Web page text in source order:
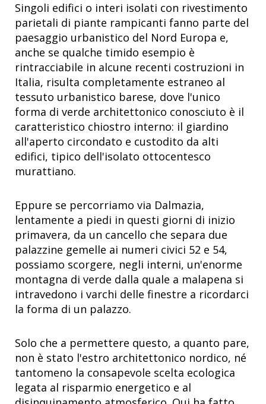
Singoli edifici o interi isolati con rivestimento
parietali di piante rampicanti fanno parte del
paesaggio urbanistico del Nord Europa e,
anche se qualche timido esempio è
rintracciabile in alcune recenti costruzioni in
Italia, risulta completamente estraneo al
tessuto urbanistico barese, dove l'unico
forma di verde architettonico conosciuto è il
caratteristico chiostro interno: il giardino
all'aperto circondato e custodito da alti
edifici, tipico dell'isolato ottocentesco
murattiano.
Eppure se percorriamo via Dalmazia,
lentamente a piedi in questi giorni di inizio
primavera, da un cancello che separa due
palazzine gemelle ai numeri civici 52 e 54,
possiamo scorgere, negli interni, un'enorme
montagna di verde dalla quale a malapena si
intravedono i varchi delle finestre a ricordarci
la forma di un palazzo.
Solo che a permettere questo, a quanto pare,
non è stato l'estro architettonico nordico, né
tantomeno la consapevole scelta ecologica
legata al risparmio energetico e al